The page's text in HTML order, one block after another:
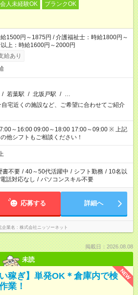
人未経験OK
ブランクOK
1500円～1875円 / 介護福祉士：時給1800円～
上：時給1600円～2000円
給あり
/ 若葉駅 / 北坂戸駅 / …
宅近くの施設など、ご希望に合わせてご紹介
～16:00 09:00～18:00 17:00～09:00 ※ 上記
他シフトもご相談ください！
書不要 / 40～50代活躍中 / シフト勤務 / 10名以
電話対応なし / パソコンスキル不要
応募する 詳細へ
企業名 株式会社ニッソーネット
掲載日：2026.08.08
未読
NEW
稼ぎ】単発OK＊倉庫内で検
業！